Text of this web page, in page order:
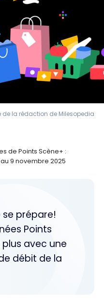
de la rédaction de Milesopedia
de Points Scène+ :
9 novembre 2025
prépare!
Points
avec une
débit de la